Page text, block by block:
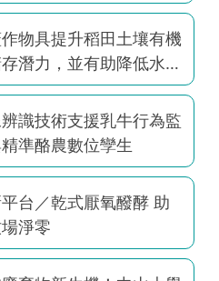
物具提升稻田土壤有機
潛力，並有助降低水稻
球暖化潛勢
識技術支援乳牛行為監
準酪農數位孿生
台／乾式厭氧醱酵 助
淨零